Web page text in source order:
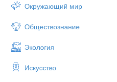
Окружающий мир
Обществознание
Экология
Искусство